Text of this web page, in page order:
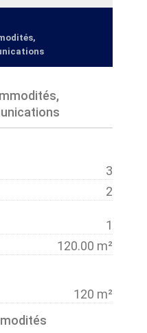
3
2
1
120.00 m²
120 m²